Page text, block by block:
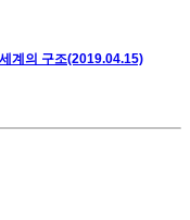
계의 구조(2019.04.15)